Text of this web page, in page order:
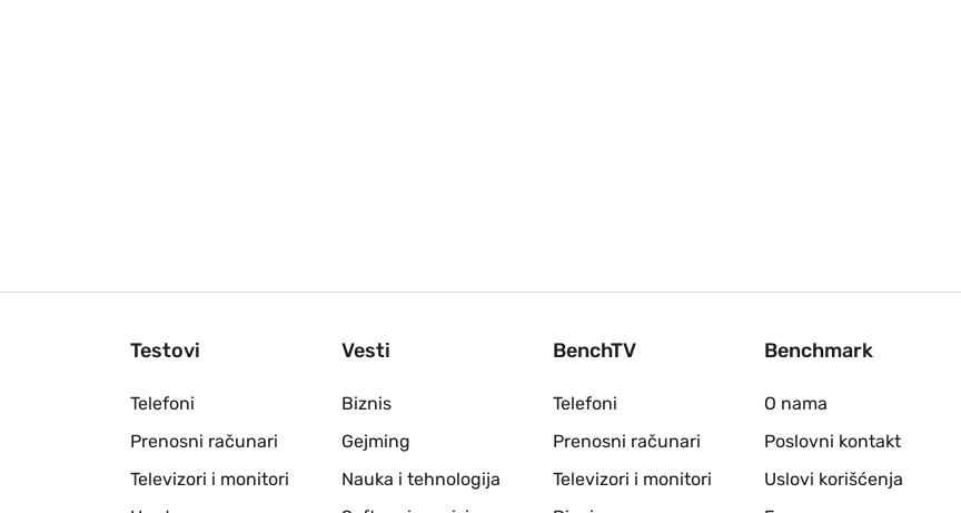
Testovi
Telefoni
Prenosni računari
Televizori i monitori
Vesti
Biznis
Gejming
Nauka i tehnologija
BenchTV
Telefoni
Prenosni računari
Televizori i monitori
Benchmark
O nama
Poslovni kontakt
Uslovi korišćenja